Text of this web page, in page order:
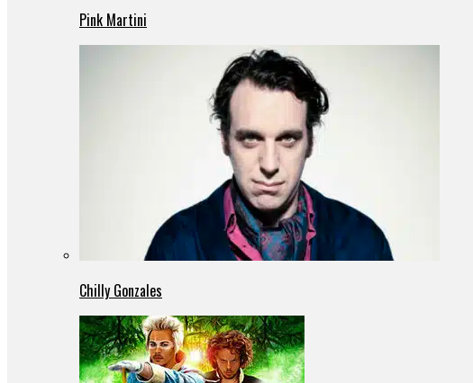
Pink Martini
Chilly Gonzales